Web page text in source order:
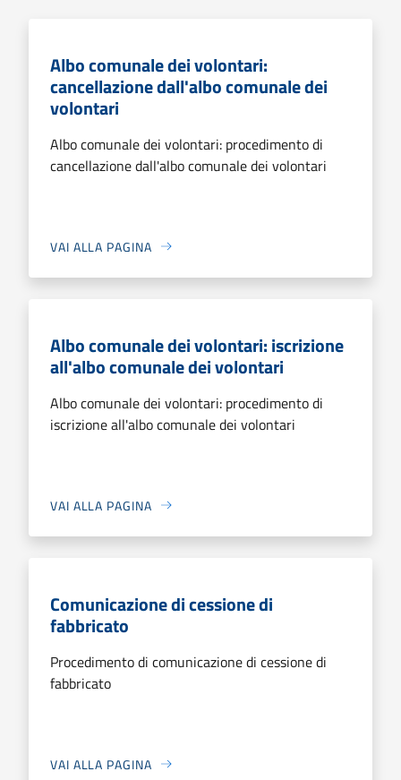
Albo comunale dei volontari:
cancellazione dall'albo comunale dei
volontari
Albo comunale dei volontari: procedimento di
cancellazione dall'albo comunale dei volontari
VAI ALLA PAGINA
Albo comunale dei volontari: iscrizione
all'albo comunale dei volontari
Albo comunale dei volontari: procedimento di
iscrizione all'albo comunale dei volontari
VAI ALLA PAGINA
Comunicazione di cessione di
fabbricato
Procedimento di comunicazione di cessione di
fabbricato
VAI ALLA PAGINA